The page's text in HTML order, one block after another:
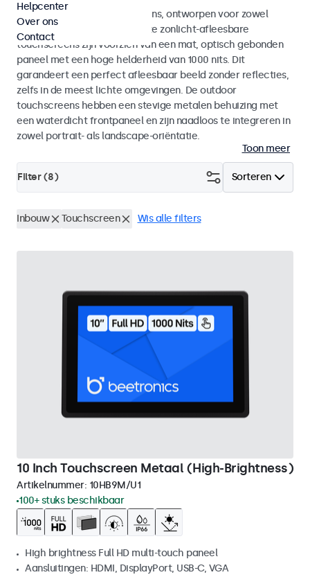
Weersbestendige touchscreens, ontworpen voor zowel
binnen- als buitengebruik. Deze zonlicht-afleesbare
touchscreens zijn voorzien van een mat, optisch gebonden
paneel met een hoge helderheid van 1000 nits. Dit
garandeert een perfect afleesbaar beeld zonder reflecties,
zelfs in de meest lichte omgevingen. De outdoor
touchscreens hebben een stevige metalen behuizing met
een waterdicht frontpaneel en zijn naadloos te integreren in
zowel portrait- als landscape-oriëntatie.
Toon meer
Sorteren
Filter (8)
Inbouw Touchscreen Wis alle filters
10 Inch Touchscreen Metaal (High-Brightness)
Artikelnummer: 10HB9M/U1
100+ stuks beschikbaar
High brightness Full HD multi-touch paneel
Aansluitingen: HDMI, DisplayPort, USB-C, VGA
Helpcenter
Over ons
Contact